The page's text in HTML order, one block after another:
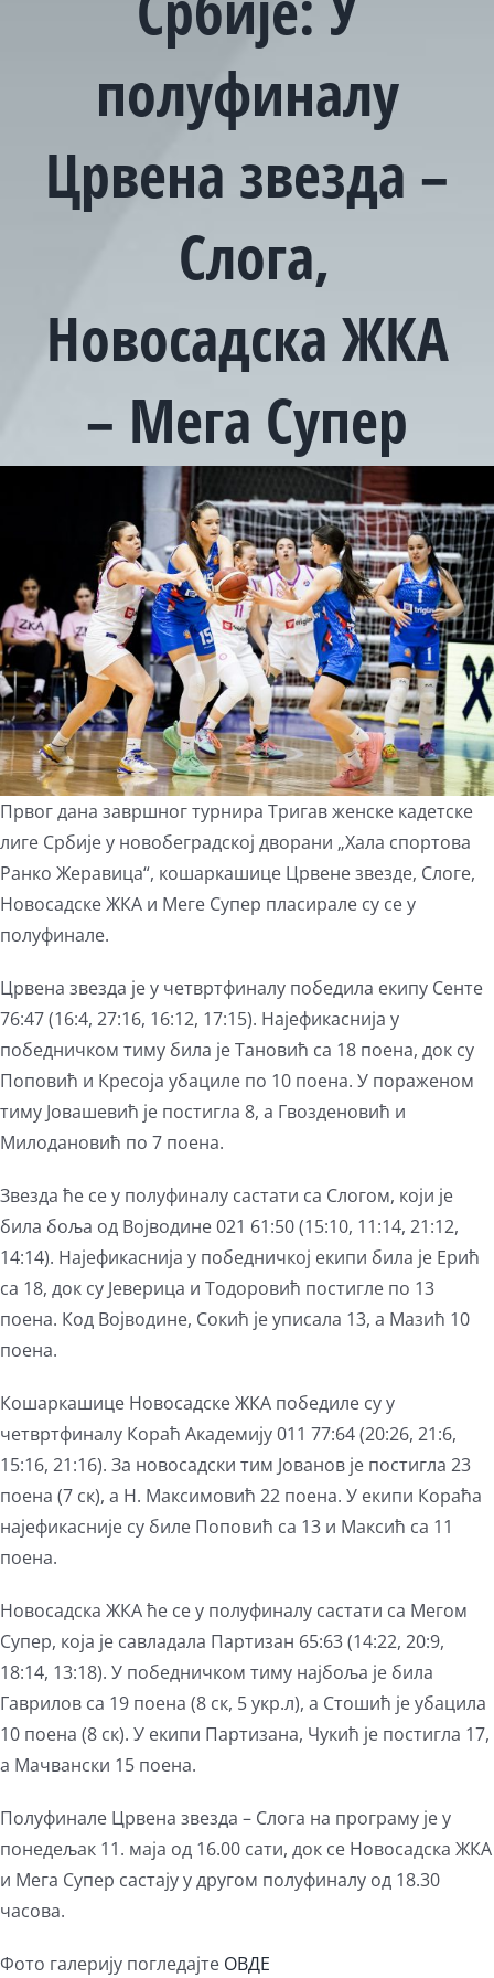
полуфиналу
Црвена звезда –
Слога,
Новосадска ЖКА
– Мега Супер
Првог дана завршног турнира Тригав женске кадетске
лиге Србије у новобеградској дворани „Хала спортова
Ранко Жеравица“, кошаркашице Црвене звезде, Слоге,
Новосадске ЖКА и Меге Супер пласирале су се у
полуфинале.
Црвена звезда је у четвртфиналу победила екипу Сенте
76:47 (16:4, 27:16, 16:12, 17:15). Најефикаснија у
победничком тиму била је Тановић са 18 поена, док су
Поповић и Кресоја убациле по 10 поена. У пораженом
тиму Јовашевић је постигла 8, а Гвозденовић и
Милодановић по 7 поена.
Звезда ће се у полуфиналу састати са Слогом, који је
била боља од Војводине 021 61:50 (15:10, 11:14, 21:12,
14:14). Најефикаснија у победничкој екипи била је Ерић
са 18, док су Јеверица и Тодоровић постигле по 13
поена. Код Војводине, Сокић је уписала 13, а Мазић 10
поена.
Кошаркашице Новосадске ЖКА победиле су у
четвртфиналу Кораћ Академију 011 77:64 (20:26, 21:6,
15:16, 21:16). За новосадски тим Јованов је постигла 23
поена (7 ск), а Н. Максимовић 22 поена. У екипи Кораћа
најефикасније су биле Поповић са 13 и Максић са 11
поена.
Новосадска ЖКА ће се у полуфиналу састати са Мегом
Супер, која је савладала Партизан 65:63 (14:22, 20:9,
18:14, 13:18). У победничком тиму најбоља је била
Гаврилов са 19 поена (8 ск, 5 укр.л), а Стошић је убацила
10 поена (8 ск). У екипи Партизана, Чукић је постигла 17,
а Мачвански 15 поена.
Полуфинале Црвена звезда – Слога на програму је у
понедељак 11. маја од 16.00 сати, док се Новосадска ЖКА
и Мега Супер састају у другом полуфиналу од 18.30
часова.
Фото галерију погледајте ОВДЕ